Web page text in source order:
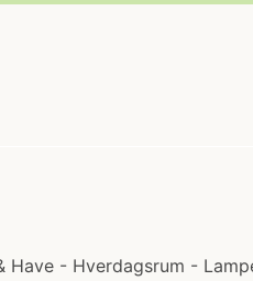
Have - Hverdagsrum -